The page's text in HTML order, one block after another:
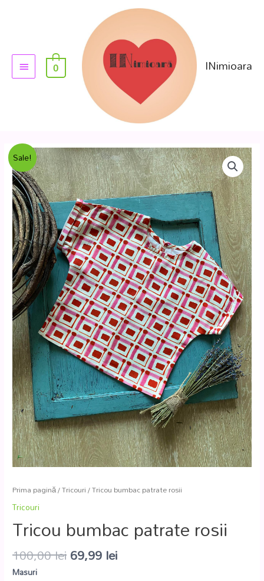
INimioara
0
Sale!
Prima pagină/Tricouri/ Tricou bumbac patrate rosii
Tricouri
Tricou bumbac patrate rosii
100,00lei69,99 lei
Masuri